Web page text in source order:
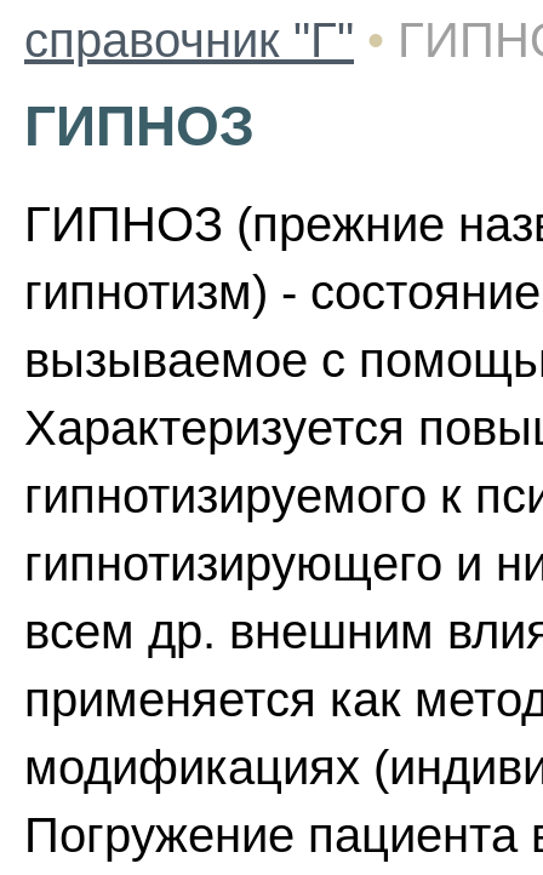
справочник "Г" •
ГИПНОЗ
ГИПНОЗ (прежние
гипнотизм) -
вызываемое с
Характеризуется
гипнотизируемого к
гипнотизирующего и
всем др. внешним
применяется как
модификациях
Погружение пациента